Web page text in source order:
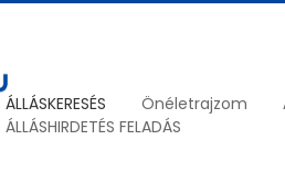
ÁLLÁSKERESÉS Önéletrajzom
ÁLLÁSHIRDETÉS FELADÁS